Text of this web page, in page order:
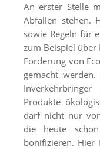
An erster Stelle
Abfällen stehen.
sowie Regeln für
zum Beispiel über
Förderung von
gemacht
Produkte
darf nicht nur
die heute
bonifizieren. Hier